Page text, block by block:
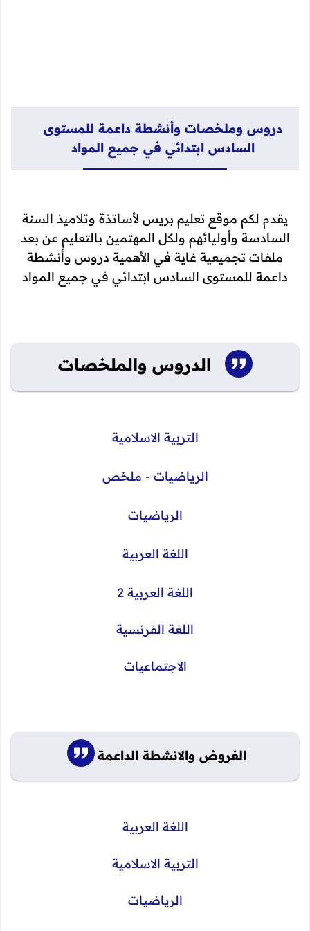
دروس وملخصات وأنشطة داعمة للمستوى
السادس ابتدائي في جميع المواد
يقدم لكم موقع تعليم بريس لأساتذة وتلاميذ السنة
السادسة وأوليائهم ولكل المهتمين بالتعليم عن بعد
ملفات تجميعية غاية في الأهمية دروس وأنشطة
داعمة للمستوى السادس ابتدائي في جميع المواد
الدروس والملخصات
التربية الاسلامية
الرياضيات - ملخص
الرياضيات
اللغة العربية
اللغة العربية 2
اللغة الفرنسية
الاجتماعيات
الفروض والانشطة الداعمة
اللغة العربية
التربية الاسلامية
الرياضيات